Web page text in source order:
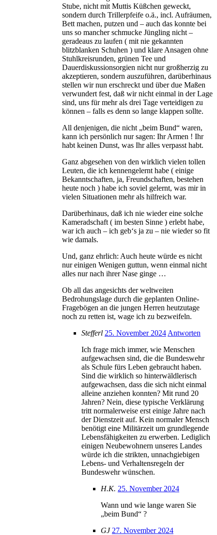
Stube, nicht mit Muttis Küßchen geweckt,
sondern durch Trillerpfeife o.ä., incl. Aufräumen,
Bett machen, putzen und – auch das konnte bei
uns so mancher schmucke Jüngling nicht –
geradeaus zu laufen ( mit nie gekannten
blitzblanken Schuhen ) und klare Ansagen ohne
Stuhlkreisrunden, grünen Tee und
Dauerdiskussionsorgien nicht nur großherzig zu
akzeptieren, sondern auszuführen, darüberhinaus
stellen wir nun erschreckt und über due Maßen
verwundert fest, daß wir nicht einmal in der Lage
sind, uns für mehr als drei Tage verteidigen zu
können – falls es denn so lange klappen sollte.
All denjenigen, die nicht „beim Bund“ waren,
kann ich persönlich nur sagen: Ihr Armen ! Ihr
habt keinen Dunst, was Ihr alles verpasst habt.
Ganz abgesehen von den wirklich vielen tollen
Leuten, die ich kennengelernt habe ( einige
Bekanntschaften, ja, Freundschaften, bestehen
heute noch ) habe ich soviel gelernt, was mir in
vielen Situationen mehr als hilfreich war.
Darüberhinaus, daß ich nie wieder eine solche
Kameradschaft ( im besten Sinne ) erlebt habe,
war ich auch – ich geb‘s ja zu – nie wieder so fit
wie damals.
Und, ganz ehrlich: Auch heute würde es nicht
nur einigen Wenigen guttun, wenn einmal nicht
alles nur nach ihrer Nase ginge …
Ob all das angesichts der weltweiten
Bedrohungslage durch die geplanten Online-
Fragebögen an die jungen Herren heutzutage
noch zu retten ist, wage ich zu bezweifeln.
Stefferl 25. November 2024 Antworten
Ich frage mich immer, wie Menschen
aufgewachsen sind, die die Bundeswehr
als Schule fürs Leben gebraucht haben.
Sind die wirklich so hinterwäldlerisch
aufgewachsen, dass die sich nicht einmal
alleine anziehen konnten? Mit rund 20
Jahren? Nein, diese typische Verklärung
tritt normalerweise erst einige Jahre nach
der Dienstzeit auf. Kein normaler Mensch
benötigt eine Militärzeit um grundlegende
Lebensfähigkeiten zu erwerben. Lediglich
einigen Neubewohnern unseres Landes
würde ich die strikten, unnachgiebigen
Lebens- und Verhaltensregeln der
Bundeswehr wünschen.
H.K. 25. November 2024
Wann und wie lange waren Sie
„beim Bund“ ?
GJ 27. November 2024